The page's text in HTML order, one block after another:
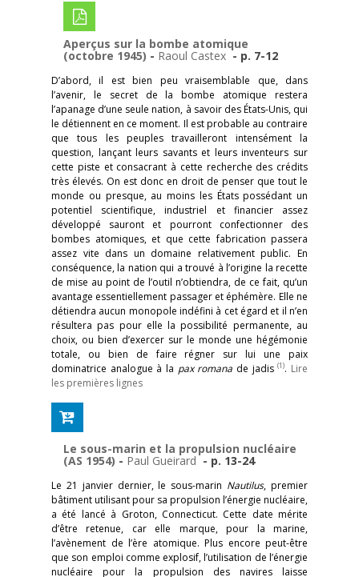
Aperçus sur la bombe atomique
(octobre 1945) - Raoul Castex - p. 7-12
D’abord, il est bien peu vraisemblable que, dans
l’avenir, le secret de la bombe atomique restera
l’apanage d’une seule nation, à savoir des États-Unis, qui
le détiennent en ce moment. Il est probable au contraire
que tous les peuples travailleront intensément la
question, lançant leurs savants et leurs inventeurs sur
cette piste et consacrant à cette recherche des crédits
très élevés. On est donc en droit de penser que tout le
monde ou presque, au moins les États possédant un
potentiel scientifique, industriel et financier assez
développé sauront et pourront confectionner des
bombes atomiques, et que cette fabrication passera
assez vite dans un domaine relativement public. En
conséquence, la nation qui a trouvé à l’origine la recette
de mise au point de l’outil n’obtiendra, de ce fait, qu’un
avantage essentiellement passager et éphémère. Elle ne
détiendra aucun monopole indéfini à cet égard et il n’en
résultera pas pour elle la possibilité permanente, au
choix, ou bien d’exercer sur le monde une hégémonie
totale, ou bien de faire régner sur lui une paix
dominatrice analogue à la pax romana de jadis(1). Lire
les premières lignes
Le sous-marin et la propulsion nucléaire
(AS 1954) - Paul Gueirard - p. 13-24
Le 21 janvier dernier, le sous-marin Nautilus, premier
bâtiment utilisant pour sa propulsion l’énergie nucléaire,
a été lancé à Groton, Connecticut. Cette date mérite
d’être retenue, car elle marque, pour la marine,
l’avènement de l’ère atomique. Plus encore peut-être
que son emploi comme explosif, l’utilisation de l’énergie
nucléaire pour la propulsion des navires laisse